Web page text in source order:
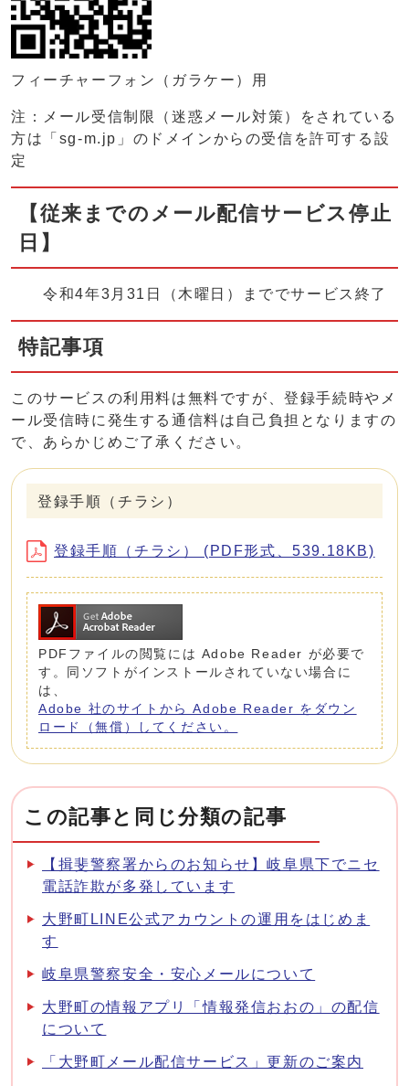
フィーチャーフォン（ガラケー）用
注：メール受信制限（迷惑メール対策）をされている
方は「sg-m.jp」のドメインからの受信を許可する設
定
【従来までのメール配信サービス停止
日】
令和4年3月31日（木曜日）まででサービス終了
特記事項
このサービスの利用料は無料ですが、登録手続時やメ
ール受信時に発生する通信料は自己負担となりますの
で、あらかじめご了承ください。
登録手順（チラシ）
登録手順（チラシ） (PDF形式、539.18KB)
PDFファイルの閲覧には Adobe Reader が必要で
す。同ソフトがインストールされていない場合に
は、
Adobe 社のサイトから Adobe Reader をダウン
ロード（無償）してください。
この記事と同じ分類の記事
【揖斐警察署からのお知らせ】岐阜県下でニセ
電話詐欺が多発しています
大野町LINE公式アカウントの運用をはじめま
す
岐阜県警察安全・安心メールについて
大野町の情報アプリ「情報発信おおの」の配信
について
「大野町メール配信サービス」更新のご案内